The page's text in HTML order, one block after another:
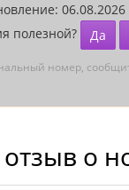
06.08.2026
полезной?
Да
номер,
отзыв о